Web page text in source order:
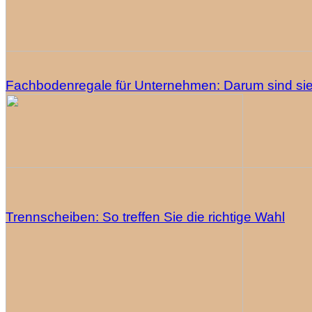
Fachbodenregale für Unternehmen: Darum sind
Trennscheiben: So treffen Sie die richtige Wahl